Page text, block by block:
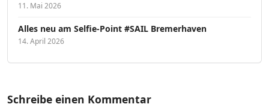
11. Mai 2026
Alles neu am Selfie-Point #SAIL Bremerhaven
14. April 2026
Schreibe einen Kommentar